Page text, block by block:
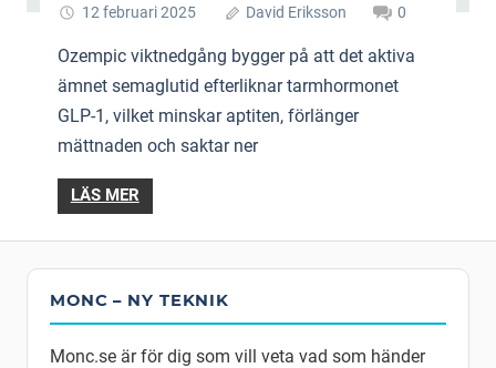
12 februari 2025 David Eriksson 0
Ozempic viktnedgång bygger på att det aktiva
ämnet semaglutid efterliknar tarmhormonet
GLP-1, vilket minskar aptiten, förlänger
mättnaden och saktar ner
LÄS MER
MONC – NY TEKNIK
Monc.se är för dig som vill veta vad som händer